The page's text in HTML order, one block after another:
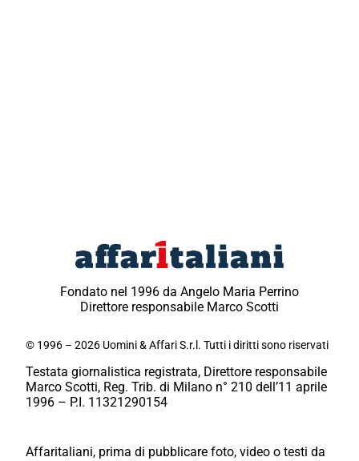
Fondato nel 1996 da Angelo Maria Perrino
Direttore responsabile Marco Scotti
© 1996 – 2026 Uomini & Affari S.r.l. Tutti i diritti sono riservati
Testata giornalistica registrata, Direttore responsabile
Marco Scotti, Reg. Trib. di Milano n° 210 dell’11 aprile
1996 – P.I. 11321290154
Affaritaliani, prima di pubblicare foto, video o testi da